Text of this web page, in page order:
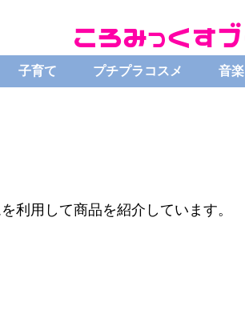
子育て プチプラコスメ 音楽
利用して商品を紹介しています。